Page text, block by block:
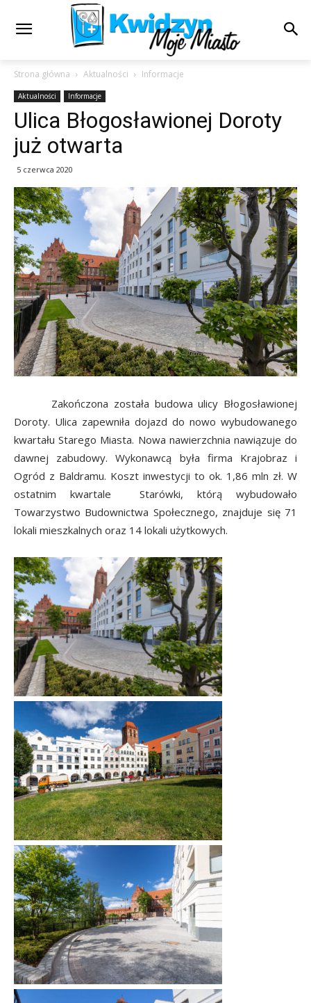
Strona główna Aktualności Informacje
Aktualności Informacje
Ulica Błogosławionej Doroty
już otwarta
5 czerwca 2020
Zakończona została budowa ulicy Błogosławionej
Doroty. Ulica zapewniła dojazd do nowo wybudowanego
kwartału Starego Miasta. Nowa nawierzchnia nawiązuje do
dawnej zabudowy. Wykonawcą była firma Krajobraz i
Ogród z Baldramu. Koszt inwestycji to ok. 1,86 mln zł. W
ostatnim kwartale Starówki, którą wybudowało
Towarzystwo Budownictwa Społecznego, znajduje się 71
lokali mieszkalnych oraz 14 lokali użytkowych.